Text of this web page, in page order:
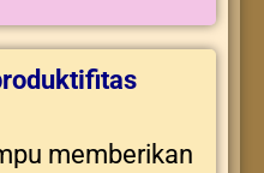
memberikan